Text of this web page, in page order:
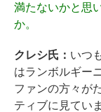
満たないかと思
か。
クレシ氏： いつ
はランボルギー
ファンの方々が
ティブに見てい